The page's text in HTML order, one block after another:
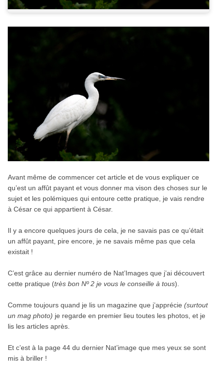
Avant même de commencer cet article et de vous expliquer ce
qu’est un affût payant et vous donner ma vison des choses sur le
sujet et les polémiques qui entoure cette pratique, je vais rendre
à César ce qui appartient à César.
Il y a encore quelques jours de cela, je ne savais pas ce qu’était
un affût payant, pire encore, je ne savais même pas que cela
existait !
C’est grâce au dernier numéro de Nat’Images que j’ai découvert
cette pratique (très bon Nº 2 je vous le conseille à tous).
Comme toujours quand je lis un magazine que j’apprécie (surtout
un mag photo) je regarde en premier lieu toutes les photos, et je
lis les articles après.
Et c’est à la page 44 du dernier Nat’image que mes yeux se sont
mis à briller !